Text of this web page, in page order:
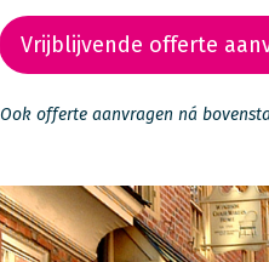
Vrijblijvende offerte
Ook offerte aanvragen ná